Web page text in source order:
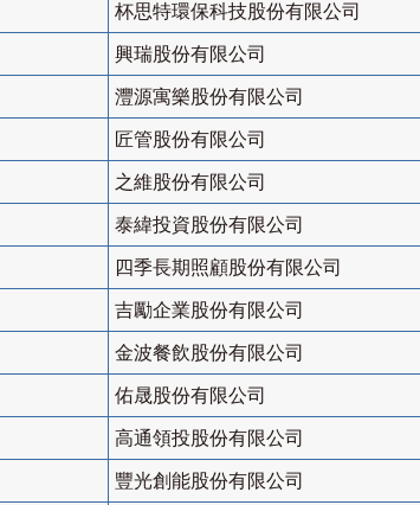
杯思特環保科技股份有限公司
興瑞股份有限公司
灃源寓樂股份有限公司
匠管股份有限公司
之維股份有限公司
泰緯投資股份有限公司
四季長期照顧股份有限公司
吉勵企業股份有限公司
金波餐飲股份有限公司
佑晟股份有限公司
高通領投股份有限公司
豐光創能股份有限公司